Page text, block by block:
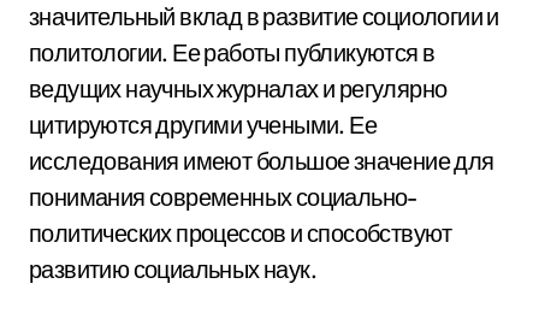
значительный вклад в развитие социологии и
политологии. Ее работы публикуются в
ведущих научных журналах и регулярно
цитируются другими учеными. Ее
исследования имеют большое значение для
понимания современных социально-
политических процессов и способствуют
развитию социальных наук.